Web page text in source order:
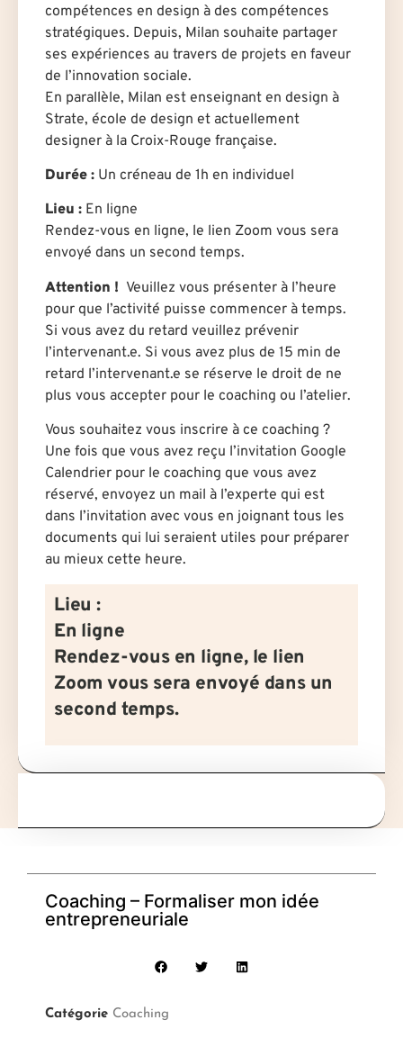
compétences en design à des compétences
stratégiques. Depuis, Milan souhaite partager
ses expériences au travers de projets en faveur
de l’innovation sociale.
En parallèle, Milan est enseignant en design à
Strate, école de design et actuellement
designer à la Croix-Rouge française.
Durée : Un créneau de 1h en individuel
Lieu : En ligne
Rendez-vous en ligne, le lien Zoom vous sera
envoyé dans un second temps.
Attention ! Veuillez vous présenter à l’heure
pour que l’activité puisse commencer à temps.
Si vous avez du retard veuillez prévenir
l’intervenant.e. Si vous avez plus de 15 min de
retard l’intervenant.e se réserve le droit de ne
plus vous accepter pour le coaching ou l’atelier.
Vous souhaitez vous inscrire à ce coaching ?
Une fois que vous avez reçu l’invitation Google
Calendrier pour le coaching que vous avez
réservé, envoyez un mail à l’experte qui est
dans l’invitation avec vous en joignant tous les
documents qui lui seraient utiles pour préparer
au mieux cette heure.
Lieu :
En ligne
Rendez-vous en ligne, le lien
Zoom vous sera envoyé dans un
second temps.
Coaching – Formaliser mon idée
entrepreneuriale
Catégorie Coaching